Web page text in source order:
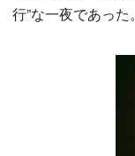
行”な一夜であった。